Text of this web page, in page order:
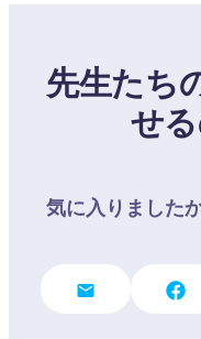
先生たち
せ
気に入りました